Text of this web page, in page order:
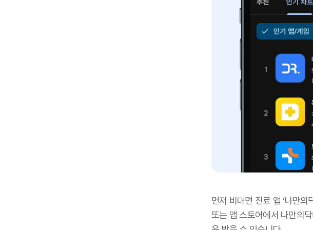
먼저 비대면 진료 앱 ‘나만의
또는 앱 스토어에서 나만의